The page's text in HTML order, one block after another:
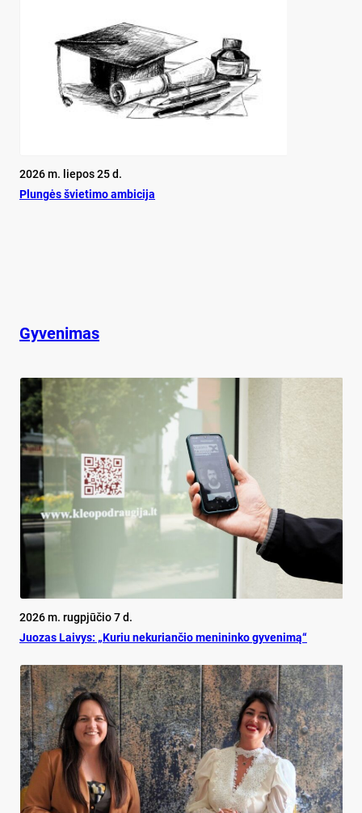
2026 m. liepos 25 d.
Plun­gės švie­ti­mo am­bi­ci­ja
Gyvenimas
2026 m. rugpjūčio 7 d.
Juo­zas Lai­vys: „Ku­riu ne­ku­rian­čio me­ni­nin­ko gy­ve­ni­mą“